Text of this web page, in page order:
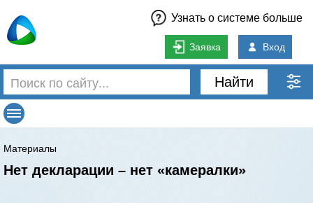
Узнать о системе больше
Заявка Вход
Найти
Материалы
Нет декларации – нет «камералки»